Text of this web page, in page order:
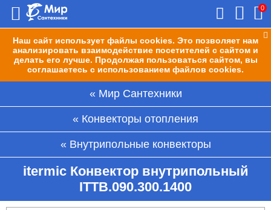
Наш сайт использует файлы cookies. Это позволяет нам
анализировать взаимодействие посетителей с сайтом и
делать его лучше. Продолжая пользоваться сайтом, вы
соглашаетесь с использованием файлов cookies.
0
Мир Сантехники
Конвекторы отопления
Внутрипольные конвекторы
itermic Конвектор внутрипольный
ITTB.090.300.1400